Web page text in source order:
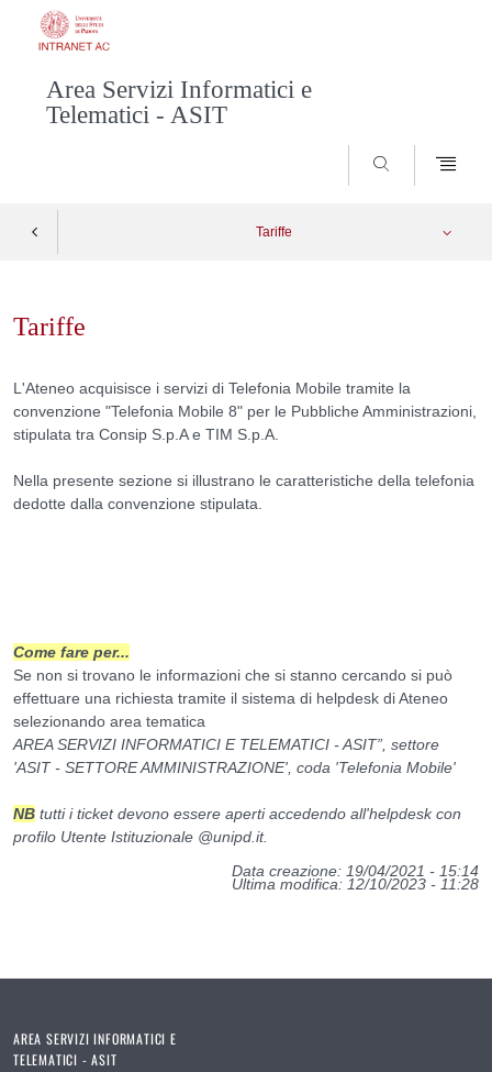
Area Servizi Informatici e
Telematici - ASIT
SEARCH
Tariffe
Guida alla convenzione Vodafone TM9
content
Tariffe
L'Ateneo acquisisce i servizi di Telefonia Mobile tramite la
convenzione "Telefonia Mobile 8" per le Pubbliche Amministrazioni,
stipulata tra Consip S.p.A e TIM S.p.A.
Nella presente sezione si illustrano le caratteristiche della telefonia
dedotte dalla convenzione stipulata.
Come fare per...
Se non si trovano le informazioni che si stanno cercando si può
effettuare una richiesta tramite il sistema di helpdesk di Ateneo
selezionando area tematica
AREA SERVIZI INFORMATICI E TELEMATICI - ASIT”, settore
'ASIT - SETTORE AMMINISTRAZIONE', coda 'Telefonia Mobile'
NB tutti i ticket devono essere aperti accedendo all'helpdesk con
profilo Utente Istituzionale @unipd.it.
Data creazione: 19/04/2021 - 15:14
Ultima modifica: 12/10/2023 - 11:28
AREA SERVIZI INFORMATICI E
TELEMATICI - ASIT